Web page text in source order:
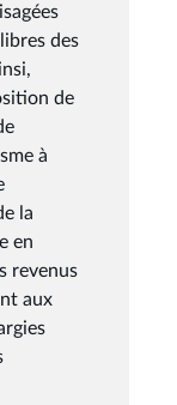
des
de
à
la
en
revenus
aux